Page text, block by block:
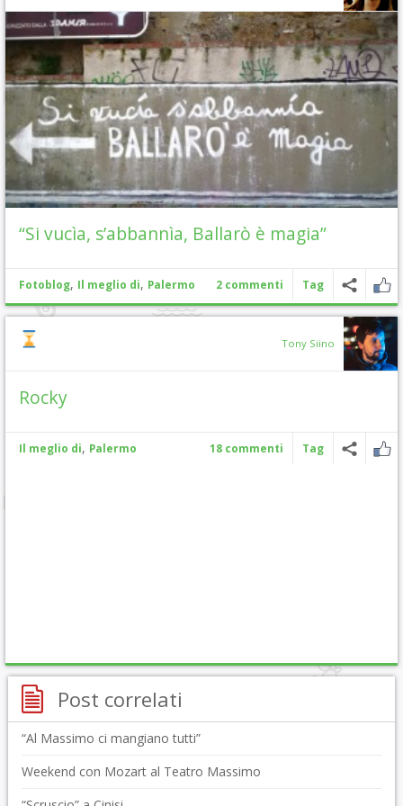
“Si vucìa, s’abbannìa, Ballarò è magia”
Fotoblog, Il meglio di, Palermo 2 commenti Tag
Tony Siino
Rocky
Il meglio di, Palermo 18 commenti Tag
Post correlati
“Al Massimo ci mangiano tutti”
Weekend con Mozart al Teatro Massimo